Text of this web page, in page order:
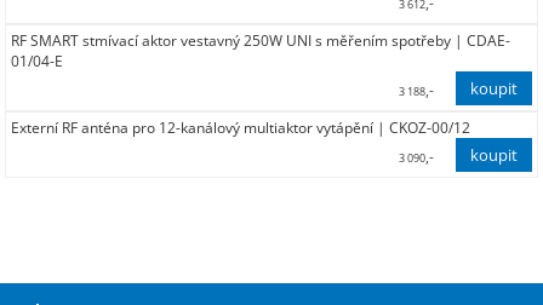
3 612
2 985,00
RF SMART stmívací aktor vestavný 250W UNI s měřením spotřeby | CDAE-
01/04-E
3 188,-
2 634,97
Externí RF anténa pro 12-kanálový multiaktor vytápění | CKOZ-00/12
3 090,-